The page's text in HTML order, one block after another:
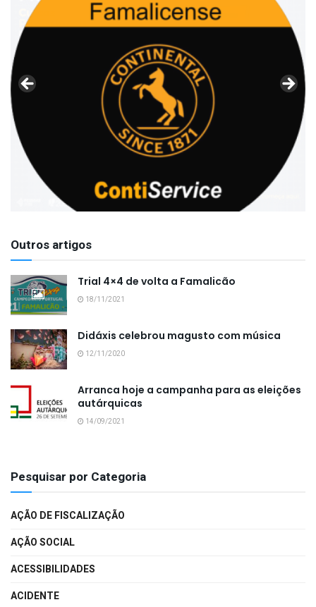
Outros artigos
Trial 4×4 de volta a Famalicão
18/11/2021
Didáxis celebrou magusto com música
12/11/2020
Arranca hoje a campanha para as eleições
autárquicas
14/09/2021
Pesquisar por Categoria
AÇÃO DE FISCALIZAÇÃO
AÇÃO SOCIAL
ACESSIBILIDADES
ACIDENTE